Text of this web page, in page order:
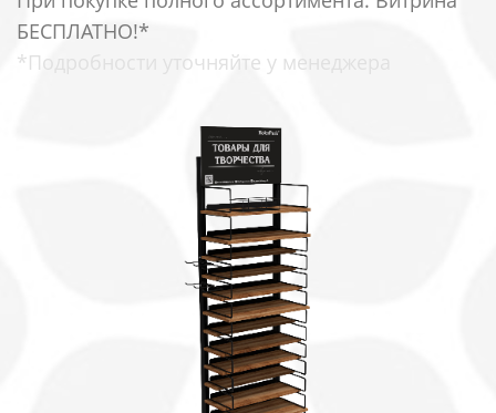
БЕСПЛАТНО!*
*Подробности уточняйте у менеджера